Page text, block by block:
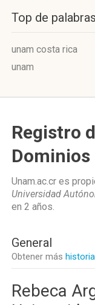
Top de
unam costa rica
unam
Registro
Dominios
Unam.ac.cr es
Universidad
en 2 años.
General
Obtener más
Rebeca